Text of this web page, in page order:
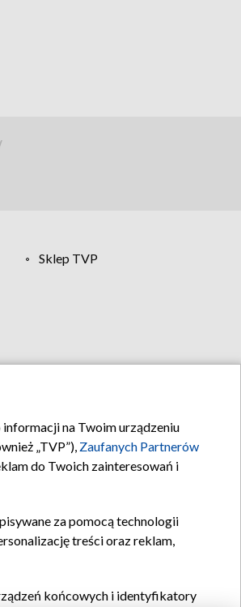
Sklep TVP
na Twoim urządzeniu
„TVP”), Zaufanych Partnerów
do Twoich zainteresowań i
za pomocą technologii
treści oraz reklam,
końcowych i identyfikatory